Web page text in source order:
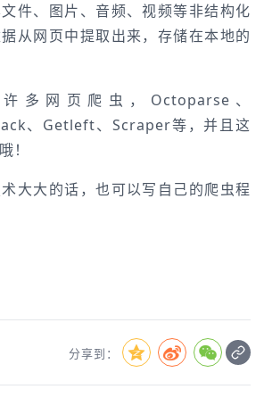
件、图片、音频、视频等非结构化
从网页中提取出来，存储在本地的
多网页爬虫，Octoparse、
、Getleft、Scraper等，并且这
！
大大的话，也可以写自己的爬虫程
分享到：